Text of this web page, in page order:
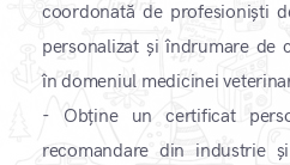
coordonată de profesioniști
personalizat și îndrumare de
în domeniul medicinei
- Obține un certificat
recomandare din industrie